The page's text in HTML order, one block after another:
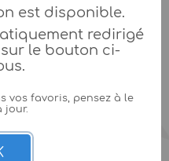
est disponible.
redirigé
le bouton ci-
vos favoris, pensez à le
jour.